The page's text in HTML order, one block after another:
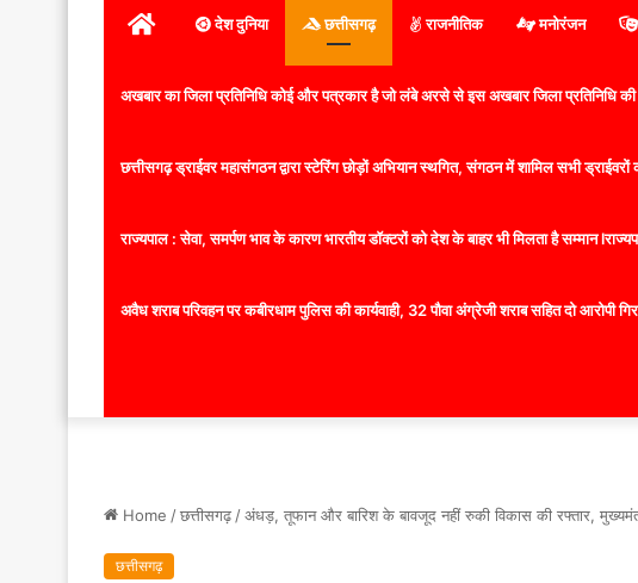
होम देश दुनिया छत्तीसगढ़ राजनीतिक मनोरंजन
अखबार का जिला प्रतिनिधि कोई और पत्रकार है जो लंबे अरसे से इस अखबार जिला प्रतिनिधि
छत्तीसगढ़ ड्राईवर महासंगठन द्वारा स्टेरिंग छोड़ों अभियान स्थगित, संगठन में शामिल सभी
राज्यपाल : सेवा, समर्पण भाव के कारण भारतीय डॉक्टरों को देश के बाहर भी मिलता है सम्मान
अवैध शराब परिवहन पर कबीरधाम पुलिस की कार्यवाही, 32 पौवा अंग्रेजी शराब सहित दो आरोपी
Home /छत्तीसगढ़ /अंधड़, तूफान और बारिश के बावजूद नहीं रुकी विकास की रफ्तार,
छत्तीसगढ़